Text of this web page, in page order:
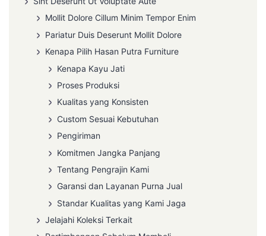
Mollit Dolore Cillum Minim Tempor Enim
Pariatur Duis Deserunt Mollit Dolore
Kenapa Pilih Hasan Putra Furniture
Kenapa Kayu Jati
Proses Produksi
Kualitas yang Konsisten
Custom Sesuai Kebutuhan
Pengiriman
Komitmen Jangka Panjang
Tentang Pengrajin Kami
Garansi dan Layanan Purna Jual
Standar Kualitas yang Kami Jaga
Jelajahi Koleksi Terkait